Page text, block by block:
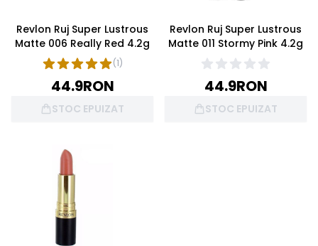
Revlon Ruj Super Lustrous
Matte 006 Really Red 4.2g
(1)
44.9RON
STOC EPUIZAT
Revlon Ruj Super Lustrous
Matte 011 Stormy Pink 4.2g
44.9RON
STOC EPUIZAT